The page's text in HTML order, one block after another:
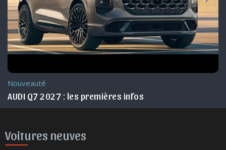
Nouveauté
AUDI Q7 2027 : les premières infos
Voitures neuves